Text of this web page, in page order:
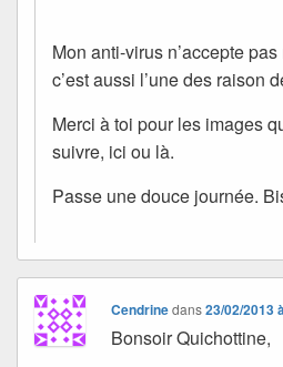
Mon anti-virus n’accepte
c’est aussi l’une des raison
Merci à toi pour les images
suivre, ici ou là.
Passe une douce journée.
Cendrinedans23/02/2013
Bonsoir Quichottine,